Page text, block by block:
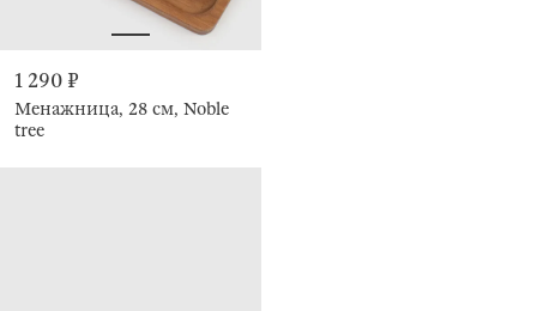
1 290 ₽
Менажница, 28 см, Noble
tree